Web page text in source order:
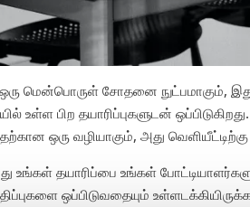
மென்பொருள் சோதனை நுட்பமாகும்,
உள்ள பிற தயாரிப்புகளுடன்
ஒரு வழியாகும், அது
உங்கள் தயாரிப்பை உங்கள்
ஒப்பிடுவதையும்